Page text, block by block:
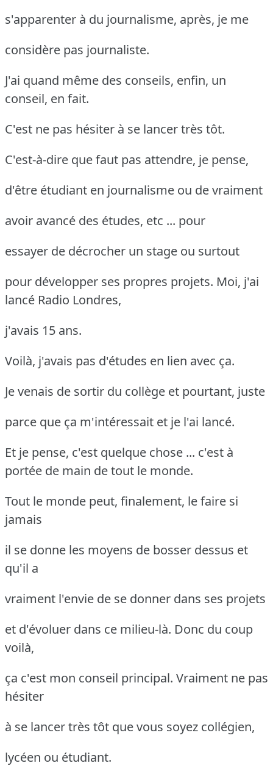
s'apparenter à du journalisme, après, je me
considère pas journaliste.
J'ai quand même des conseils, enfin, un
conseil, en fait.
C'est ne pas hésiter à se lancer très tôt.
C'est-à-dire que faut pas attendre, je pense,
d'être étudiant en journalisme ou de vraiment
avoir avancé des études, etc ... pour
essayer de décrocher un stage ou surtout
pour développer ses propres projets. Moi, j'ai
lancé Radio Londres,
j'avais 15 ans.
Voilà, j'avais pas d'études en lien avec ça.
Je venais de sortir du collège et pourtant, juste
parce que ça m'intéressait et je l'ai lancé.
Et je pense, c'est quelque chose ... c'est à
portée de main de tout le monde.
Tout le monde peut, finalement, le faire si
jamais
il se donne les moyens de bosser dessus et
qu'il a
vraiment l'envie de se donner dans ses projets
et d'évoluer dans ce milieu-là. Donc du coup
voilà,
ça c'est mon conseil principal. Vraiment ne pas
hésiter
à se lancer très tôt que vous soyez collégien,
lycéen ou étudiant.